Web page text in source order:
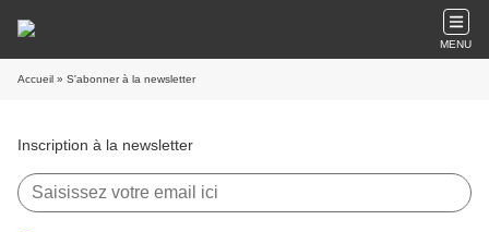
MENU
Accueil » S'abonner à la newsletter
Inscription à la newsletter